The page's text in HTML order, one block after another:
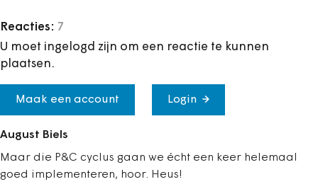
Reacties: 7
U moet ingelogd zijn om een reactie te kunnen
plaatsen.
Maak een account Login
August Biels
Maar die P&C cyclus gaan we écht een keer helemaal
goed implementeren, hoor. Heus!